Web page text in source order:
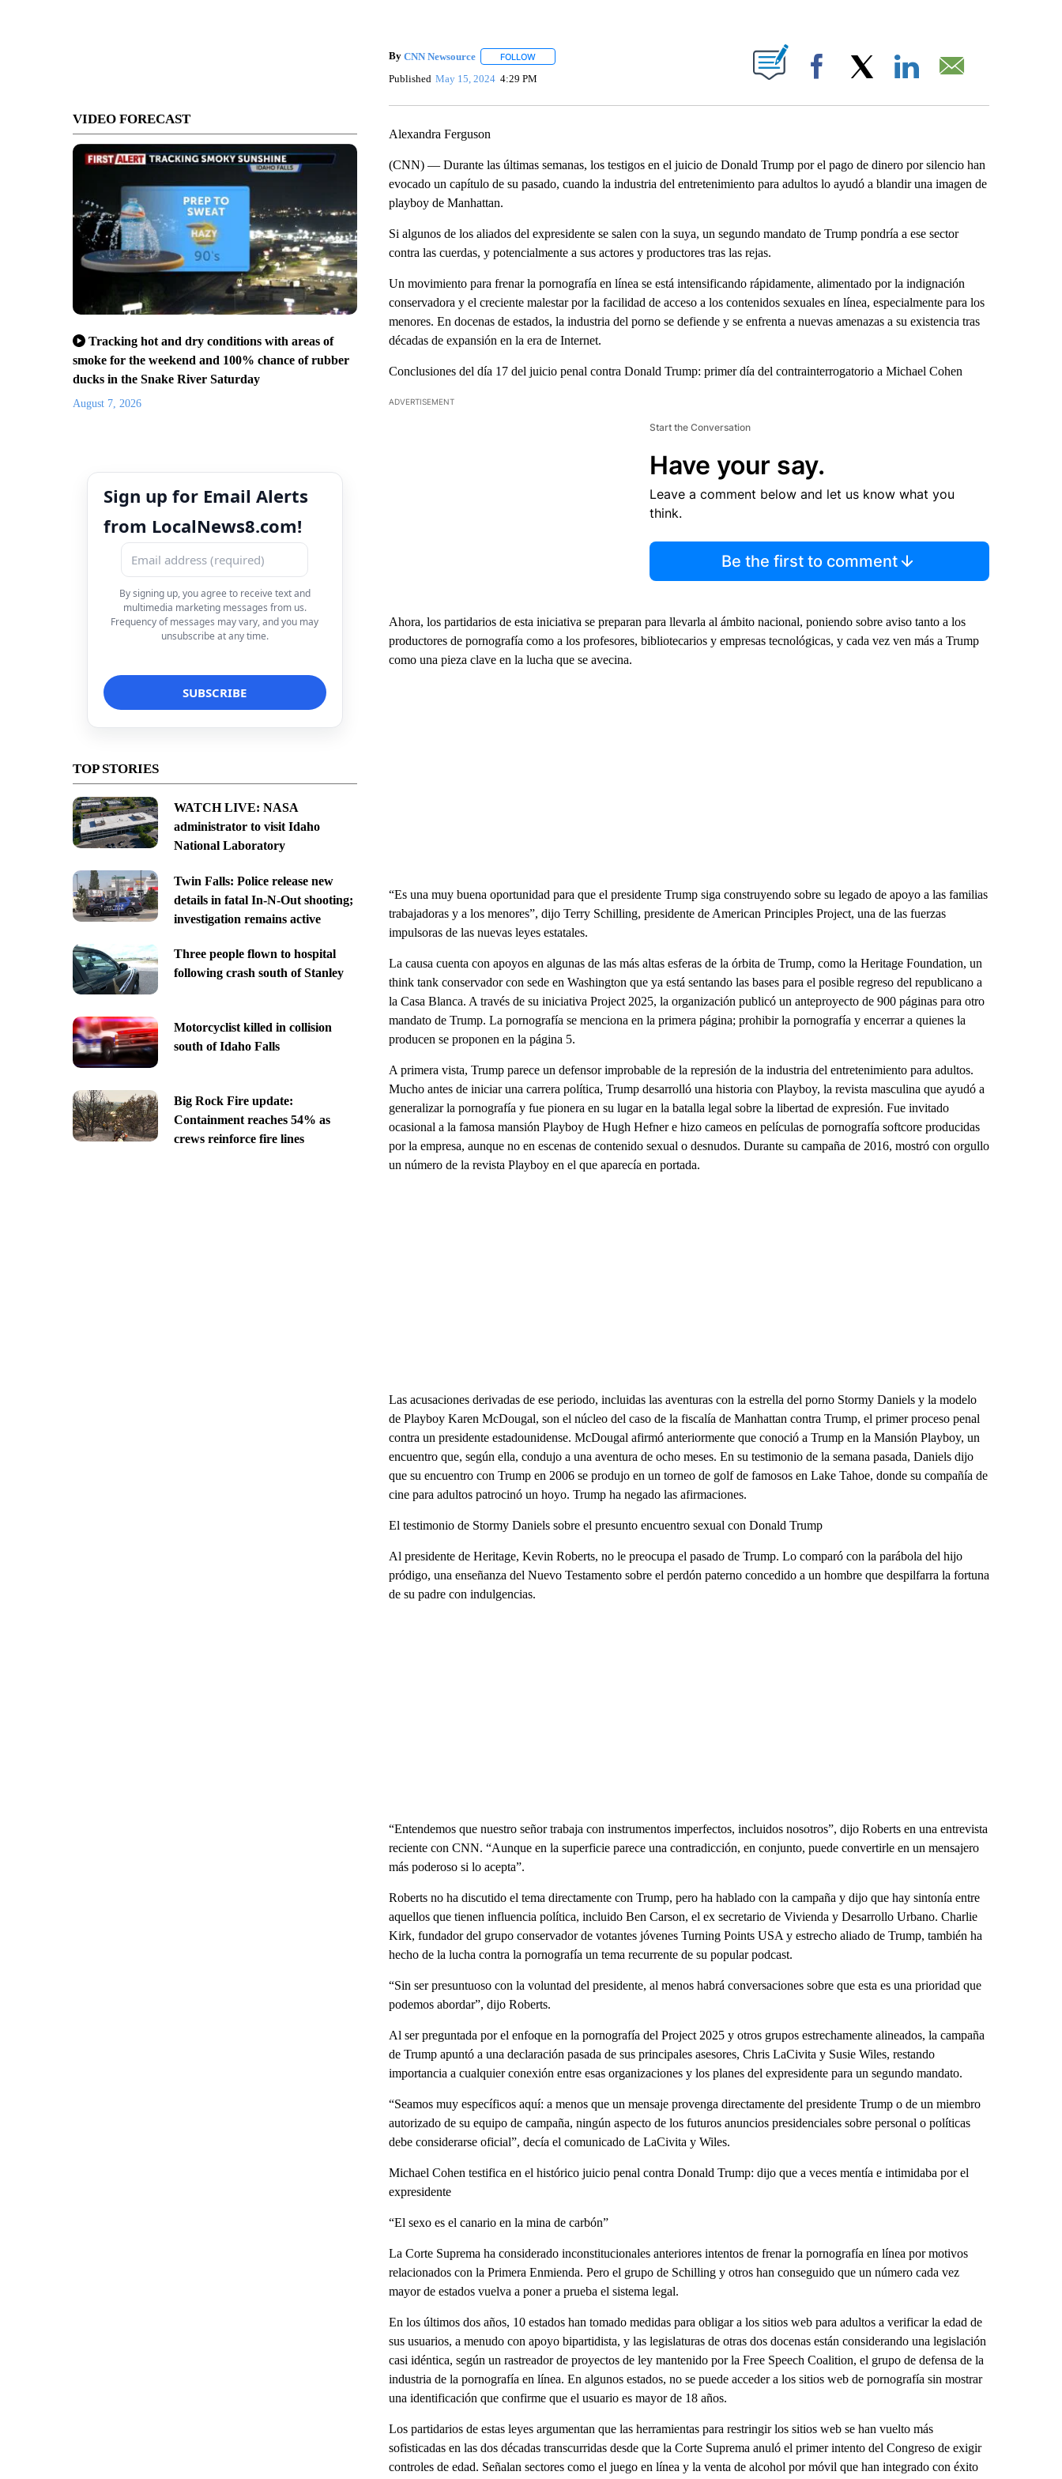
VIDEO FORECAST
Tracking hot and dry conditions with areas of
smoke for the weekend and 100% chance of rubber
ducks in the Snake River Saturday
August 7, 2026
Sign up for Email Alerts
from LocalNews8.com!
By signing up, you agree to receive text and
multimedia marketing messages from us.
Frequency of messages may vary, and you may
unsubscribe at any time.
TOP STORIES
WATCH LIVE: NASA
administrator to visit Idaho
National Laboratory
Twin Falls: Police release new
details in fatal In-N-Out shooting;
investigation remains active
Three people flown to hospital
following crash south of Stanley
Motorcyclist killed in collision
south of Idaho Falls
Big Rock Fire update:
Containment reaches 54% as
crews reinforce fire lines
By CNN Newsource FOLLOWFOLLOW "" TO RECEIVE NOTIFICATIONS ABOUT NEW PAGES ON "".
Published May 15, 2024 4:29 PM Facebook
Alexandra Ferguson
(CNN) — Durante las últimas semanas, los testigos en el juicio de Donald Trump por el pago de dinero por silencio han
evocado un capítulo de su pasado, cuando la industria del entretenimiento para adultos lo ayudó a blandir una imagen de
playboy de Manhattan.
Si algunos de los aliados del expresidente se salen con la suya, un segundo mandato de Trump pondría a ese sector
contra las cuerdas, y potencialmente a sus actores y productores tras las rejas.
Un movimiento para frenar la pornografía en línea se está intensificando rápidamente, alimentado por la indignación
conservadora y el creciente malestar por la facilidad de acceso a los contenidos sexuales en línea, especialmente para los
menores. En docenas de estados, la industria del porno se defiende y se enfrenta a nuevas amenazas a su existencia tras
décadas de expansión en la era de Internet.
Conclusiones del día 17 del juicio penal contra Donald Trump: primer día del contrainterrogatorio a Michael Cohen
ADVERTISEMENT
Start the Conversation
Have your say.
Leave a comment below and let us know what you
think.
Be the first to comment
Ahora, los partidarios de esta iniciativa se preparan para llevarla al ámbito nacional, poniendo sobre aviso tanto a los
productores de pornografía como a los profesores, bibliotecarios y empresas tecnológicas, y cada vez ven más a Trump
como una pieza clave en la lucha que se avecina.
“Es una muy buena oportunidad para que el presidente Trump siga construyendo sobre su legado de apoyo a las familias
trabajadoras y a los menores”, dijo Terry Schilling, presidente de American Principles Project, una de las fuerzas
impulsoras de las nuevas leyes estatales.
La causa cuenta con apoyos en algunas de las más altas esferas de la órbita de Trump, como la Heritage Foundation, un
think tank conservador con sede en Washington que ya está sentando las bases para el posible regreso del republicano a
la Casa Blanca. A través de su iniciativa Project 2025, la organización publicó un anteproyecto de 900 páginas para otro
mandato de Trump. La pornografía se menciona en la primera página; prohibir la pornografía y encerrar a quienes la
producen se proponen en la página 5.
A primera vista, Trump parece un defensor improbable de la represión de la industria del entretenimiento para adultos.
Mucho antes de iniciar una carrera política, Trump desarrolló una historia con Playboy, la revista masculina que ayudó a
generalizar la pornografía y fue pionera en su lugar en la batalla legal sobre la libertad de expresión. Fue invitado
ocasional a la famosa mansión Playboy de Hugh Hefner e hizo cameos en películas de pornografía softcore producidas
por la empresa, aunque no en escenas de contenido sexual o desnudos. Durante su campaña de 2016, mostró con orgullo
un número de la revista Playboy en el que aparecía en portada.
Las acusaciones derivadas de ese periodo, incluidas las aventuras con la estrella del porno Stormy Daniels y la modelo
de Playboy Karen McDougal, son el núcleo del caso de la fiscalía de Manhattan contra Trump, el primer proceso penal
contra un presidente estadounidense. McDougal afirmó anteriormente que conoció a Trump en la Mansión Playboy, un
encuentro que, según ella, condujo a una aventura de ocho meses. En su testimonio de la semana pasada, Daniels dijo
que su encuentro con Trump en 2006 se produjo en un torneo de golf de famosos en Lake Tahoe, donde su compañía de
cine para adultos patrocinó un hoyo. Trump ha negado las afirmaciones.
El testimonio de Stormy Daniels sobre el presunto encuentro sexual con Donald Trump
Al presidente de Heritage, Kevin Roberts, no le preocupa el pasado de Trump. Lo comparó con la parábola del hijo
pródigo, una enseñanza del Nuevo Testamento sobre el perdón paterno concedido a un hombre que despilfarra la fortuna
de su padre con indulgencias.
“Entendemos que nuestro señor trabaja con instrumentos imperfectos, incluidos nosotros”, dijo Roberts en una entrevista
reciente con CNN. “Aunque en la superficie parece una contradicción, en conjunto, puede convertirle en un mensajero
más poderoso si lo acepta”.
Roberts no ha discutido el tema directamente con Trump, pero ha hablado con la campaña y dijo que hay sintonía entre
aquellos que tienen influencia política, incluido Ben Carson, el ex secretario de Vivienda y Desarrollo Urbano. Charlie
Kirk, fundador del grupo conservador de votantes jóvenes Turning Points USA y estrecho aliado de Trump, también ha
hecho de la lucha contra la pornografía un tema recurrente de su popular podcast.
“Sin ser presuntuoso con la voluntad del presidente, al menos habrá conversaciones sobre que esta es una prioridad que
podemos abordar”, dijo Roberts.
Al ser preguntada por el enfoque en la pornografía del Project 2025 y otros grupos estrechamente alineados, la campaña
de Trump apuntó a una declaración pasada de sus principales asesores, Chris LaCivita y Susie Wiles, restando
importancia a cualquier conexión entre esas organizaciones y los planes del expresidente para un segundo mandato.
“Seamos muy específicos aquí: a menos que un mensaje provenga directamente del presidente Trump o de un miembro
autorizado de su equipo de campaña, ningún aspecto de los futuros anuncios presidenciales sobre personal o políticas
debe considerarse oficial”, decía el comunicado de LaCivita y Wiles.
Michael Cohen testifica en el histórico juicio penal contra Donald Trump: dijo que a veces mentía e intimidaba por el
expresidente
“El sexo es el canario en la mina de carbón”
La Corte Suprema ha considerado inconstitucionales anteriores intentos de frenar la pornografía en línea por motivos
relacionados con la Primera Enmienda. Pero el grupo de Schilling y otros han conseguido que un número cada vez
mayor de estados vuelva a poner a prueba el sistema legal.
En los últimos dos años, 10 estados han tomado medidas para obligar a los sitios web para adultos a verificar la edad de
sus usuarios, a menudo con apoyo bipartidista, y las legislaturas de otras dos docenas están considerando una legislación
casi idéntica, según un rastreador de proyectos de ley mantenido por la Free Speech Coalition, el grupo de defensa de la
industria de la pornografía en línea. En algunos estados, no se puede acceder a los sitios web de pornografía sin mostrar
una identificación que confirme que el usuario es mayor de 18 años.
Los partidarios de estas leyes argumentan que las herramientas para restringir los sitios web se han vuelto más
sofisticadas en las dos décadas transcurridas desde que la Corte Suprema anuló el primer intento del Congreso de exigir
controles de edad. Señalan sectores como el juego en línea y la venta de alcohol por móvil que han integrado con éxito